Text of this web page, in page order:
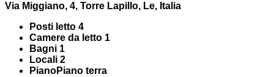
Via Miggiano, 4, Torre Lapillo, Le, Italia
Posti letto 4
Camere da letto 1
Bagni 1
Locali 2
PianoPiano terra